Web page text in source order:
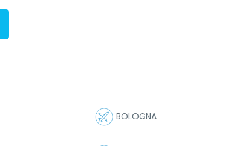
BOLOGNA